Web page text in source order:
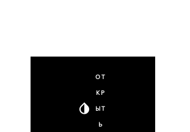
ОТ
КР
ЫТ
Ь